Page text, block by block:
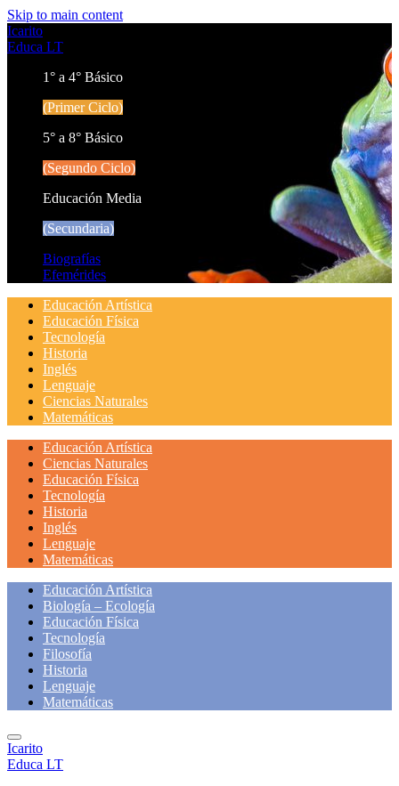
Skip to main content
Icarito
Educa LT
1° a 4° Básico
(Primer Ciclo)
5° a 8° Básico
(Segundo Ciclo)
Educación Media
(Secundaria)
Biografías
Efemérides
Educación Artística
Educación Física
Tecnología
Historia
Inglés
Lenguaje
Ciencias Naturales
Matemáticas
Educación Artística
Ciencias Naturales
Educación Física
Tecnología
Historia
Inglés
Lenguaje
Matemáticas
Educación Artística
Biología – Ecología
Educación Física
Tecnología
Filosofía
Historia
Lenguaje
Matemáticas
Icarito
Educa LT